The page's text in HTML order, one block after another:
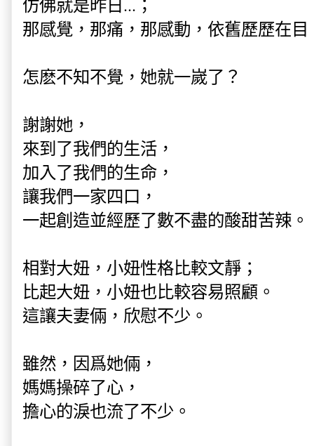
那感覺，那痛，那感動，依舊歷歷在
怎麽不知不覺，她就一嵗了？
謝謝她，
來到了我們的生活，
加入了我們的生命，
讓我們一家四口，
一起創造並經歷了數不盡的酸甜苦辣。
相對大妞，小妞性格比較文靜；
比起大妞，小妞也比較容易照顧。
這讓夫妻倆，欣慰不少。
雖然，因爲她倆，
媽媽操碎了心，
擔心的淚也流了不少。